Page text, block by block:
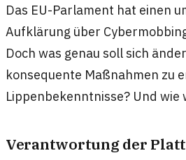
Das EU-Parlament hat einen
Aufklärung über
Doch was genau soll sich
konsequente Maßnahmen zu
Lippenbekenntnisse? Und
Verantwortung der